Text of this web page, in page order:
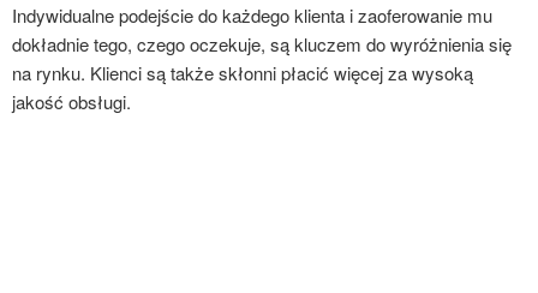
Indywidualne podejście do każdego klienta i zaoferowanie mu
dokładnie tego, czego oczekuje, są kluczem do wyróżnienia się
na rynku. Klienci są także skłonni płacić więcej za wysoką
jakość obsługi.